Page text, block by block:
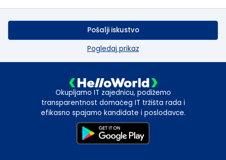
Pošalji iskustvo
Pogledaj prikaz
Okupljamo IT zajednicu, podižemo
transparentnost domaćeg IT tržišta rada i
efikasno spajamo kandidate i poslodavce.